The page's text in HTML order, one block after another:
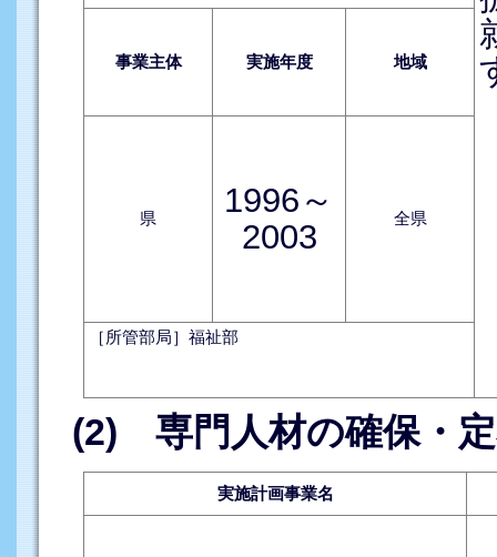
事業主体 実施年度 地域
県
1996～
2003
全県
［所管部局］福祉部
(2) 専門人材の確保・
実施計画事業名